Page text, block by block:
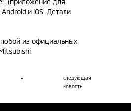
”. (приложение для
Android и iOS. Детали
из официальных
следующая
новость